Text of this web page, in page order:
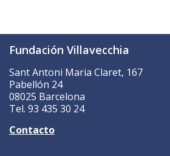
Fundación Villavecchia
Sant Antoni Maria Claret, 167
Pabellón 24
08025 Barcelona
Tel. 93 435 30 24
Contacto